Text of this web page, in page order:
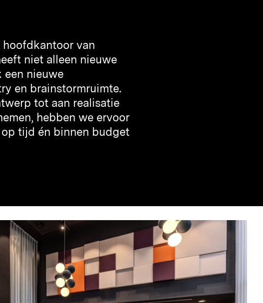
hoofdkantoor van
niet alleen nieuwe
een nieuwe
en brainstormruimte.
tot aan realisatie
hebben we ervoor
tijd én binnen budget